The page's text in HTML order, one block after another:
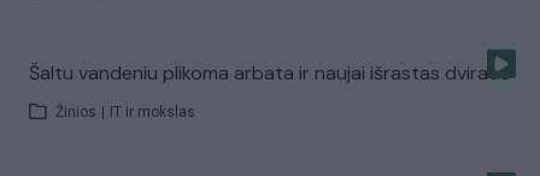
Šaltu vandeniu plikoma arbata ir naujai išrastas dviratis
Žinios IT ir mokslas